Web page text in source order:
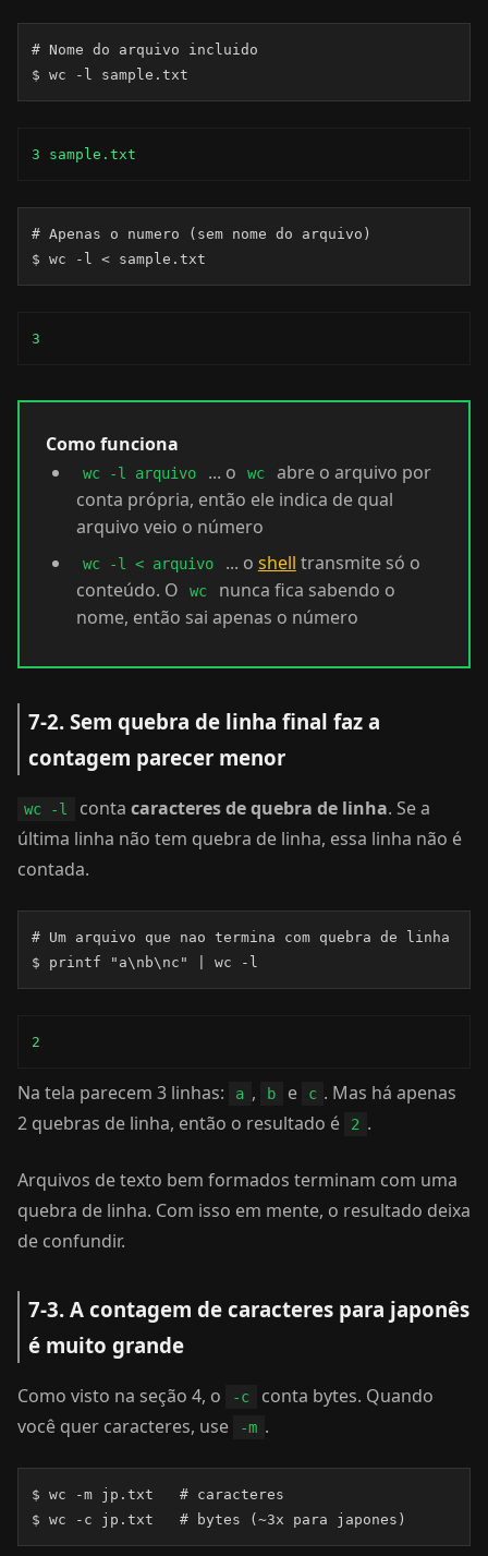
# Nome do arquivo incluido
$ wc -l sample.txt
3 sample.txt
# Apenas o numero (sem nome do arquivo)
$ wc -l < sample.txt
3
Como funciona
wc -l arquivo ... o wc
abre o arquivo por
conta própria, então ele indica de qual
arquivo veio o número
wc -l < arquivo ... o shell transmite só o
conteúdo. O
wc
nunca fica sabendo o
nome, então sai apenas o número
7-2. Sem quebra de linha final faz a
contagem parecer menor
wc -l conta caracteres de quebra de linha. Se a
última linha não tem quebra de linha, essa linha não é
contada.
# Um arquivo que nao termina com quebra de linha
$ printf "a\nb\nc" | wc -l
2
Na tela parecem 3 linhas: a , b e c . Mas há apenas
2 quebras de linha, então o resultado é
2 .
Arquivos de texto bem formados terminam com uma
quebra de linha. Com isso em mente, o resultado deixa
de confundir.
7-3. A contagem de caracteres para japonês
é muito grande
Como visto na seção 4, o -c
conta bytes. Quando
você quer caracteres, use
-m .
$ wc -m jp.txt   # caracteres
$ wc -c jp.txt   # bytes (~3x para japones)